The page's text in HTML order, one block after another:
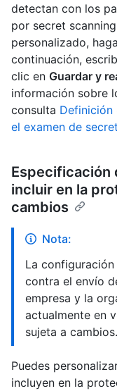
detectan con los
por secret
personalizado,
continuación,
clic en Guardar y
información sobre
consulta Definición
el examen de
Especificación
incluir en la
cambios
Nota:
La
contra el envío
empresa y la
actualmente en
sujeta a cambios.
Puedes
incluyen en la